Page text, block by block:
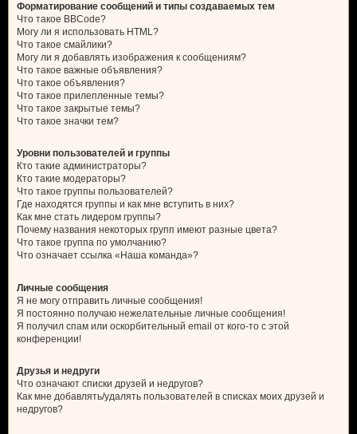
Форматирование сообщений и типы создаваемых тем
Что такое BBCode?
Могу ли я использовать HTML?
Что такое смайлики?
Могу ли я добавлять изображения к сообщениям?
Что такое важные объявления?
Что такое объявления?
Что такое прилепленные темы?
Что такое закрытые темы?
Что такое значки тем?
Уровни пользователей и группы
Кто такие администраторы?
Кто такие модераторы?
Что такое группы пользователей?
Где находятся группы и как мне вступить в них?
Как мне стать лидером группы?
Почему названия некоторых групп имеют разные цвета?
Что такое группа по умолчанию?
Что означает ссылка «Наша команда»?
Личные сообщения
Я не могу отправить личные сообщения!
Я постоянно получаю нежелательные личные сообщения!
Я получил спам или оскорбительный email от кого-то с этой
конференции!
Друзья и недруги
Что означают списки друзей и недругов?
Как мне добавлять/удалять пользователей в списках моих друзей и
недругов?